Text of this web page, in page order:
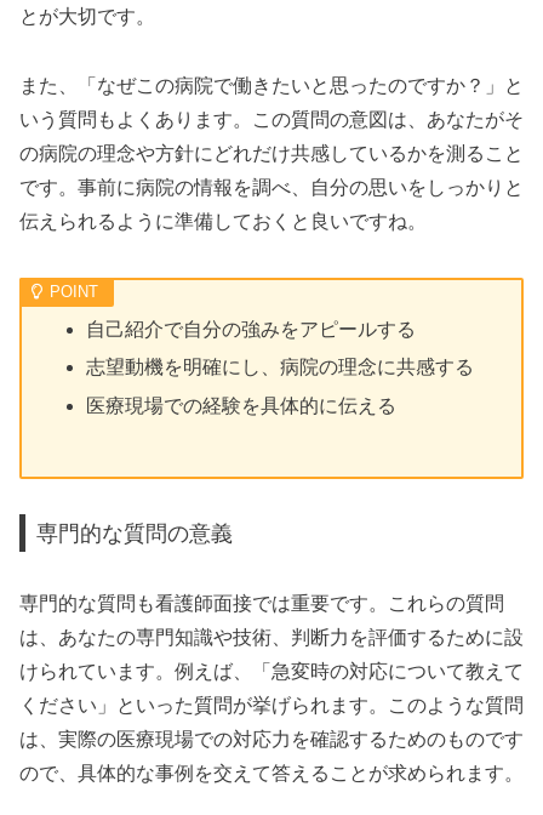
とが大切です。
また、「なぜこの病院で働きたいと思ったのですか？」と
いう質問もよくあります。この質問の意図は、あなたがそ
の病院の理念や方針にどれだけ共感しているかを測ること
です。事前に病院の情報を調べ、自分の思いをしっかりと
伝えられるように準備しておくと良いですね。
自己紹介で自分の強みをアピールする
志望動機を明確にし、病院の理念に共感する
医療現場での経験を具体的に伝える
専門的な質問の意義
専門的な質問も看護師面接では重要です。これらの質問
は、あなたの専門知識や技術、判断力を評価するために設
けられています。例えば、「急変時の対応について教えて
ください」といった質問が挙げられます。このような質問
は、実際の医療現場での対応力を確認するためのものです
ので、具体的な事例を交えて答えることが求められます。